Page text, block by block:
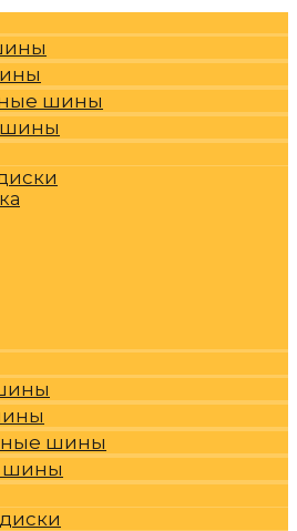
шины
шины
шины
шины